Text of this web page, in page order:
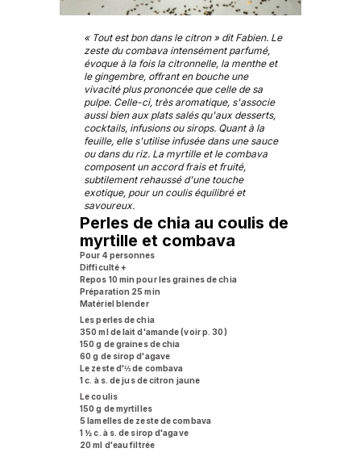
« Tout est bon dans le citron » dit Fabien. Le
zeste du combava intensément parfumé,
évoque à la fois la citronnelle, la menthe et
le gingembre, offrant en bouche une
vivacité plus prononcée que celle de sa
pulpe. Celle-ci, très aromatique, s'associe
aussi bien aux plats salés qu'aux desserts,
cocktails, infusions ou sirops. Quant à la
feuille, elle s'utilise infusée dans une sauce
ou dans du riz. La myrtille et le combava
composent un accord frais et fruité,
subtilement rehaussé d'une touche
exotique, pour un coulis équilibré et
savoureux.
Perles de chia au coulis de
myrtille et combava
Pour 4 personnes
Difficulté +
Repos 10 min pour les graines de chia
Préparation 25 min
Matériel blender
Les perles de chia
350 ml de lait d'amande (voir p. 30)
150 g de graines de chia
60 g de sirop d'agave
Le zeste d'⅓ de combava
1 c. à s. de jus de citron jaune
Le coulis
150 g de myrtilles
5 lamelles de zeste de combava
1 ½ c. à s. de sirop d'agave
20 ml d'eau filtrée